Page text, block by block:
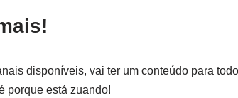
disponíveis, vai ter um conteúdo para
porque está zuando!